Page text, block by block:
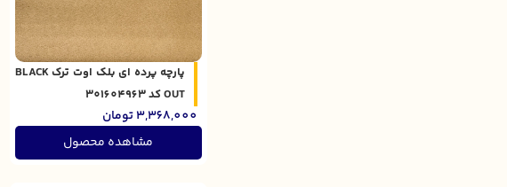
پارچه پرده ای بلک اوت ترک BLACK
OUT کد 301604963
3,368,000 تومان
مشاهده محصول